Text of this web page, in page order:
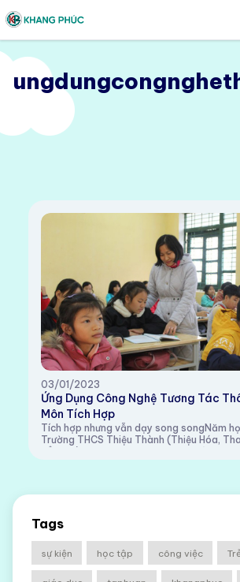
03/01/2023
Ứng Dụng Công Nghệ Tương Tác
Môn Tích Hợp
Tích hợp nhưng vẫn dạy song songNăm
Trường THCS Thiệu Thành (Thiệu Hóa,
tổng số hơn 280 học sinh, phân thành 8
Chương trình Giáo dục phổ thông 2018 áp
Tags
sự kiện học tập công việc